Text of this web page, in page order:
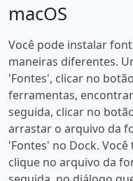
macOS
Você pode instalar
maneiras diferentes.
'Fontes', clicar no
ferramentas,
seguida, clicar no
arrastar o arquivo da
'Fontes' no Dock.
clique no arquivo da